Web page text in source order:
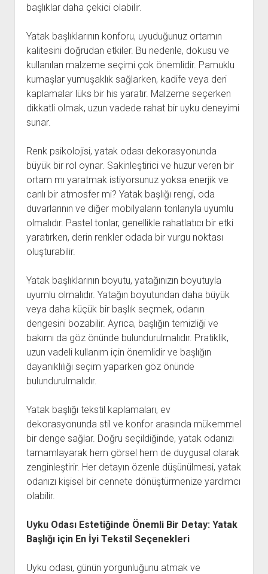
başlıklar daha çekici olabilir.
Yatak başlıklarının konforu, uyuduğunuz ortamın
kalitesini doğrudan etkiler. Bu nedenle, dokusu ve
kullanılan malzeme seçimi çok önemlidir. Pamuklu
kumaşlar yumuşaklık sağlarken, kadife veya deri
kaplamalar lüks bir his yaratır. Malzeme seçerken
dikkatli olmak, uzun vadede rahat bir uyku deneyimi
sunar.
Renk psikolojisi, yatak odası dekorasyonunda
büyük bir rol oynar. Sakinleştirici ve huzur veren bir
ortam mı yaratmak istiyorsunuz yoksa enerjik ve
canlı bir atmosfer mi? Yatak başlığı rengi, oda
duvarlarının ve diğer mobilyaların tonlarıyla uyumlu
olmalıdır. Pastel tonlar, genellikle rahatlatıcı bir etki
yaratırken, derin renkler odada bir vurgu noktası
oluşturabilir.
Yatak başlıklarının boyutu, yatağınızın boyutuyla
uyumlu olmalıdır. Yatağın boyutundan daha büyük
veya daha küçük bir başlık seçmek, odanın
dengesini bozabilir. Ayrıca, başlığın temizliği ve
bakımı da göz önünde bulundurulmalıdır. Pratiklik,
uzun vadeli kullanım için önemlidir ve başlığın
dayanıklılığı seçim yaparken göz önünde
bulundurulmalıdır.
Yatak başlığı tekstil kaplamaları, ev
dekorasyonunda stil ve konfor arasında mükemmel
bir denge sağlar. Doğru seçildiğinde, yatak odanızı
tamamlayarak hem görsel hem de duygusal olarak
zenginleştirir. Her detayın özenle düşünülmesi, yatak
odanızı kişisel bir cennete dönüştürmenize yardımcı
olabilir.
Uyku Odası Estetiğinde Önemli Bir Detay: Yatak
Başlığı için En İyi Tekstil Seçenekleri
Uyku odası, günün yorgunluğunu atmak ve